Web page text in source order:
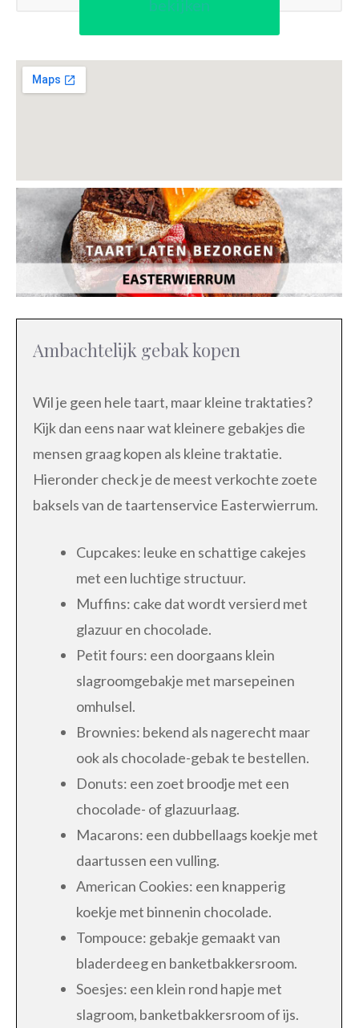
bekijken
Ambachtelijk gebak kopen
Wil je geen hele taart, maar kleine traktaties?
Kijk dan eens naar wat kleinere gebakjes die
mensen graag kopen als kleine traktatie.
Hieronder check je de meest verkochte zoete
baksels van de taartenservice Easterwierrum.
Cupcakes: leuke en schattige cakejes
met een luchtige structuur.
Muffins: cake dat wordt versierd met
glazuur en chocolade.
Petit fours: een doorgaans klein
slagroomgebakje met marsepeinen
omhulsel.
Brownies: bekend als nagerecht maar
ook als chocolade-gebak te bestellen.
Donuts: een zoet broodje met een
chocolade- of glazuurlaag.
Macarons: een dubbellaags koekje met
daartussen een vulling.
American Cookies: een knapperig
koekje met binnenin chocolade.
Tompouce: gebakje gemaakt van
bladerdeeg en banketbakkersroom.
Soesjes: een klein rond hapje met
slagroom, banketbakkersroom of ijs.